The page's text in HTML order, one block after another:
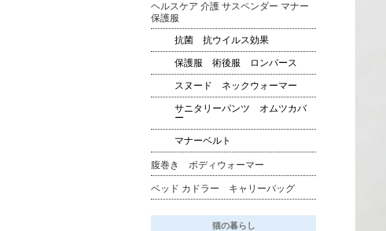
ヘルスケア 介護 サスペンダー マナー
保護服
抗菌 抗ウイルス効果
保護服 術後服 ロンパース
スヌード ネックウォーマー
サニタリーパンツ オムツカバ
ー
マナーベルト
腹巻き ボディウォーマー
ベッド カドラー キャリーバッグ
猫の暮らし